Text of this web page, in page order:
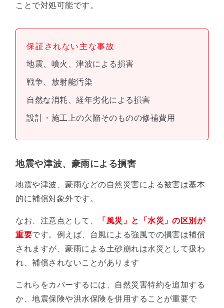
ことで対処可能です。
保証されない主な事故
地震、噴火、津波による損害
戦争、放射能汚染
自然な消耗、経年劣化による損害
設計・施工上の欠陥そのものの修補費用
地震や津波、豪雨による損害
地震や津波、豪雨などの自然災害による被害は基本
的に補償対象外です。
なお、注意点として、
「風災」と「水災」の区別が
重要です。例えば、台風による強風での損害は補償
されますが、豪雨による土砂崩れは水災として扱わ
れ、補償されないことがあります
これらをカバーするには、自然災害特約を追加する
か、地震保険や洪水保険を併用することが重要で